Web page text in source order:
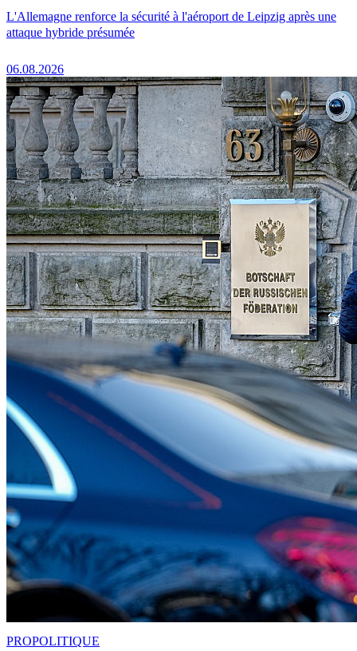
L'Allemagne renforce la sécurité à l'aéroport de Leipzig après une
attaque hybride présumée
06.08.2026
PROPOLITIQUE